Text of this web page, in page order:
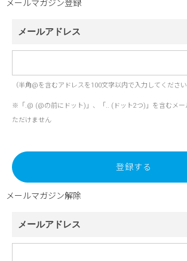
メールアドレス
（半角@を含むアドレスを100文字以内で入力してください
※「.@ (@の前にドット)」、「.. (ドット2つ)」を含むメー
ただけません
メールアドレス